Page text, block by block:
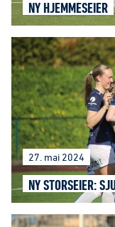
NY HJEMMESEIER
27. mai 2024
NY STORSEIER: